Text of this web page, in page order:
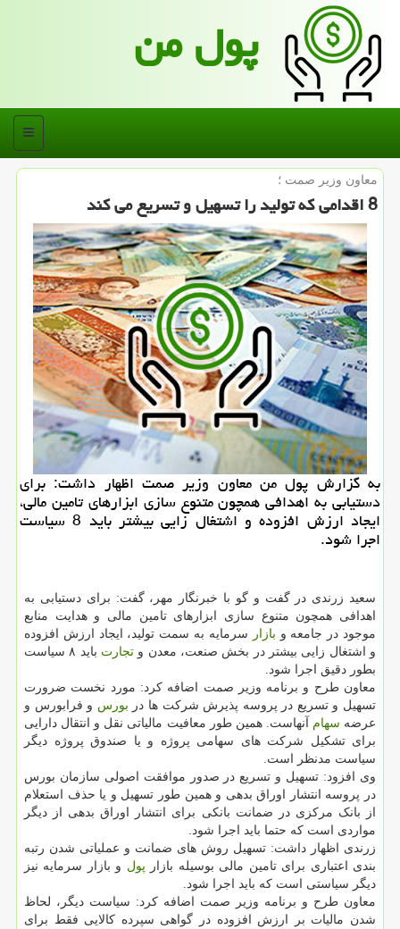
پول من
منو
معاون وزیر صمت ؛
8 اقدامی كه تولید را تسهیل و تسریع می كند
به گزارش پول من معاون وزیر صمت اظهار داشت: برای
دستیابی به اهدافی همچون متنوع سازی ابزارهای تامین مالی،
ایجاد ارزش افزوده و اشتغال زایی بیشتر باید 8 سیاست
اجرا شود.
سعید زرندی در گفت و گو با خبرنگار مهر، گفت: برای دستیابی به
اهدافی همچون متنوع سازی ابزارهای تامین مالی و هدایت منابع
موجود در جامعه و بازار
سرمایه به سمت تولید، ایجاد ارزش افزوده
و اشتغال زایی بیشتر در بخش صنعت، معدن و تجارت
باید ۸ سیاست
بطور دقیق اجرا شود.
معاون طرح و برنامه وزیر صمت اضافه کرد: مورد نخست ضرورت
تسهیل و تسریع در پروسه پذیرش شرکت ها در بورس و فرابورس و
عرضه سهام آنهاست. همین طور معافیت مالیاتی نقل و انتقال دارایی
برای تشکیل شرکت های سهامی پروژه و یا صندوق پروژه دیگر
سیاست مدنظر است.
وی افزود: تسهیل و تسریع در صدور موافقت اصولی سازمان بورس
در پروسه انتشار اوراق بدهی و همین طور تسهیل و یا حذف استعلام
از بانک مرکزی در ضمانت بانکی برای انتشار اوراق بدهی از دیگر
مواردی است که حتما باید اجرا شود.
زرندی اظهار داشت: تسهیل روش های ضمانت و عملیاتی شدن رتبه
بندی اعتباری برای تامین مالی بوسیله بازار پول و بازار سرمایه نیز
دیگر سیاستی است که باید اجرا شود.
معاون طرح و برنامه وزیر صمت اضافه کرد: سیاست دیگر، لحاظ
شدن مالیات بر ارزش افزوده در گواهی سپرده کالایی فقط برای